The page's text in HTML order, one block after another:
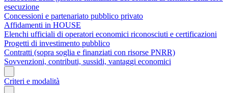
esecuzione
Concessioni e partenariato pubblico privato
Affidamenti in HOUSE
Elenchi ufficiali di operatori economici riconosciuti e certificazioni
Progetti di investimento pubblico
Contratti (sopra soglia e finanziati con risorse PNRR)
Sovvenzioni, contributi, sussidi, vantaggi economici
Criteri e modalità